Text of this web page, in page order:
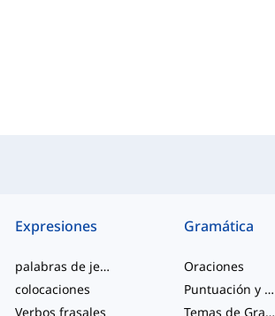
Expresiones
palabras de jerga
colocaciones
Verbos frasales
Gramática
Oraciones
Puntuación y Ortografía
Temas de Gramática Varios